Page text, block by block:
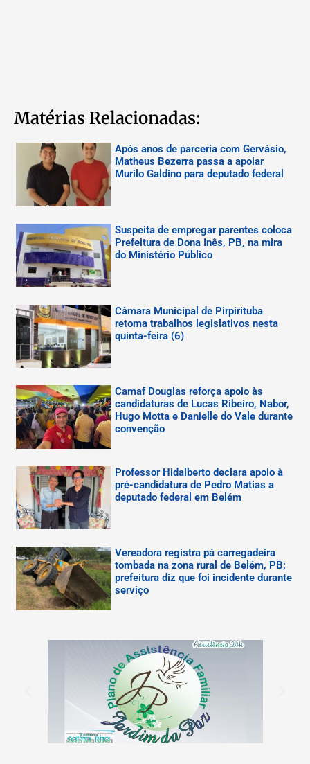
Matérias Relacionadas:
Após anos de parceria com Gervásio,
Matheus Bezerra passa a apoiar
Murilo Galdino para deputado federal
Suspeita de empregar parentes coloca
Prefeitura de Dona Inês, PB, na mira
do Ministério Público
Câmara Municipal de Pirpirituba
retoma trabalhos legislativos nesta
quinta-feira (6)
Camaf Douglas reforça apoio às
candidaturas de Lucas Ribeiro, Nabor,
Hugo Motta e Danielle do Vale durante
convenção
Professor Hidalberto declara apoio à
pré-candidatura de Pedro Matias a
deputado federal em Belém
Vereadora registra pá carregadeira
tombada na zona rural de Belém, PB;
prefeitura diz que foi incidente durante
serviço